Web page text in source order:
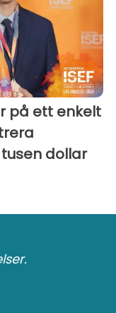
på ett enkelt
dollar